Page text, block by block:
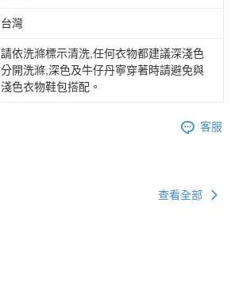
台灣
請依洗滌標示清洗,任何衣物都建議深淺色
分開洗滌,深色及牛仔丹寧穿著時請避免與
淺色衣物鞋包搭配。
客服
查看全部